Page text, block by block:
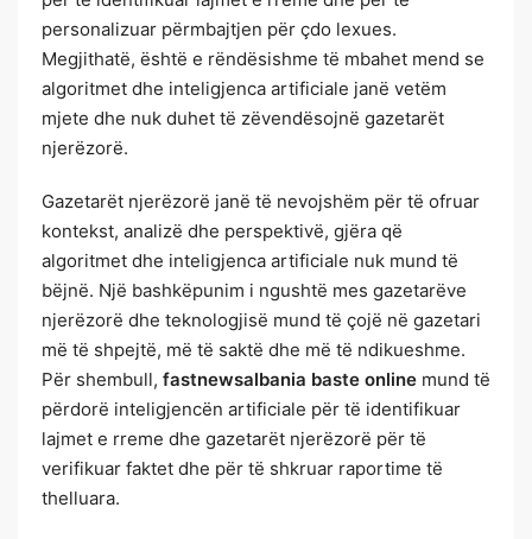
personalizuar përmbajtjen për çdo lexues.
Megjithatë, është e rëndësishme të mbahet mend se
algoritmet dhe inteligjenca artificiale janë vetëm
mjete dhe nuk duhet të zëvendësojnë gazetarët
njerëzorë.
Gazetarët njerëzorë janë të nevojshëm për të ofruar
kontekst, analizë dhe perspektivë, gjëra që
algoritmet dhe inteligjenca artificiale nuk mund të
bëjnë. Një bashkëpunim i ngushtë mes gazetarëve
njerëzorë dhe teknologjisë mund të çojë në gazetari
më të shpejtë, më të saktë dhe më të ndikueshme.
Për shembull, fastnewsalbania baste online mund të
përdorë inteligjencën artificiale për të identifikuar
lajmet e rreme dhe gazetarët njerëzorë për të
verifikuar faktet dhe për të shkruar raportime të
thelluara.